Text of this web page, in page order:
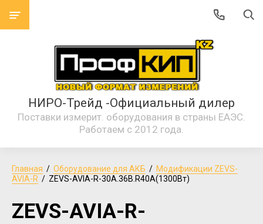
НИРО-Трейд -Официальный дилер
Поставки измерит. оборудования в страны ЕАЭС.
Работаем с 2012 года.
Главная
  /
Оборудование для АКБ
  /
Модификации ZEVS-
AVIA-R
  /  ZEVS-AVIA-R-30А.36В.R40А(1300Вт)
ZEVS-AVIA-R-